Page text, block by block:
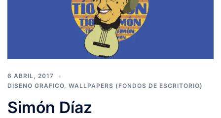
6 ABRIL, 2017
DISENO GRAFICO, WALLPAPERS (FONDOS DE ESCRITORIO)
Simón Díaz